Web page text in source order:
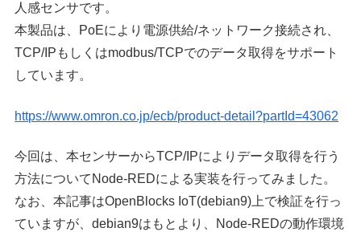
人感センサです。
本製品は、PoEにより電源供給/ネットワーク接続され、
TCP/IPもしくはmodbus/TCPでのデータ取得をサポート
しています。
https://www.omron.co.jp/ecb/product-detail?partId=43062
今回は、本センサーからTCP/IPによりデータ取得を行う
方法についてNode-REDによる実装を行ってみました。
なお、本記事はOpenBlocks IoT(debian9)上で検証を行っ
ていますが、debian9はもとより、Node-REDの動作環境